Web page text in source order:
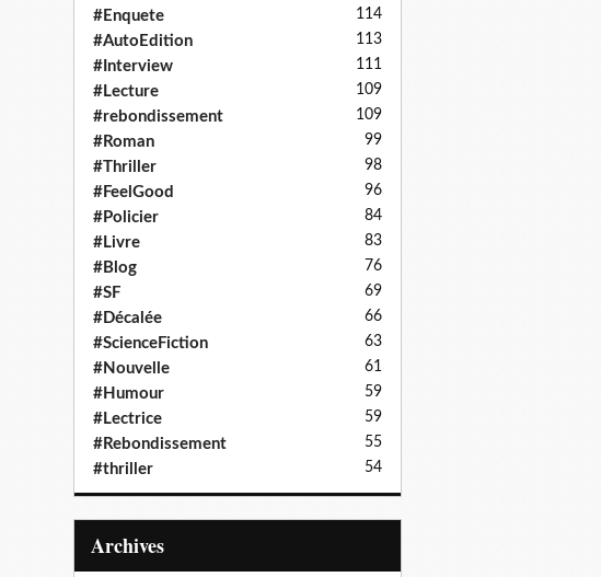
#Enquete 114
#AutoEdition 113
#Interview 111
#Lecture 109
#rebondissement 109
#Roman 99
#Thriller 98
#FeelGood 96
#Policier 84
#Livre 83
#Blog 76
#SF 69
#Décalée 66
#ScienceFiction 63
#Nouvelle 61
#Humour 59
#Lectrice 59
#Rebondissement 55
#thriller 54
Archives